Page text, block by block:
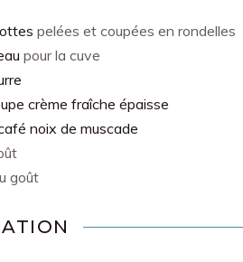
pelées et coupées en rondelles
pour la cuve
crème fraîche épaisse
noix de muscade
goût